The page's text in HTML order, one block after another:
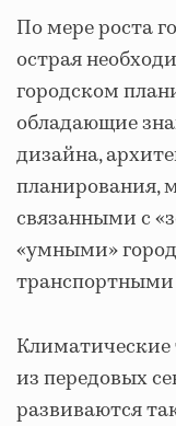
По мере роста
острая
городском
обладающие
дизайна,
планирования,
связанными с
«умными»
Климатические
из передовых
развиваются